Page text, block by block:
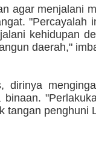
agar menjalani
"Percayalah
kehidupan
daerah,"
dirinya
tangan penghuni